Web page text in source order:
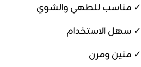
✓ مناسب للطهي والشوي
✓ سهل الاستخدام
✓ متين ومرن